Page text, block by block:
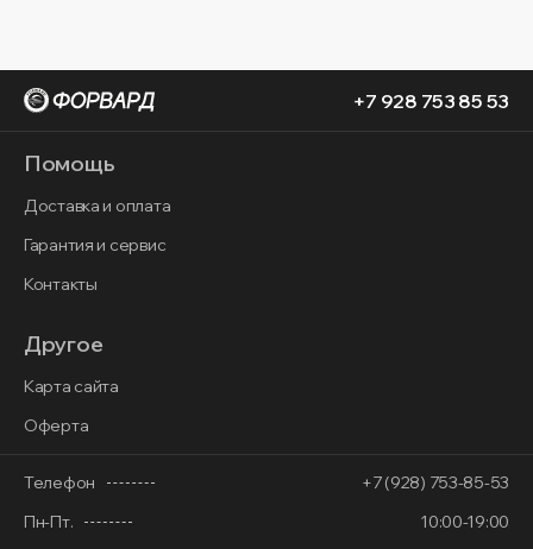
+7 928 753 85 53
Помощь
Доставка и оплата
Гарантия и сервис
Контакты
Другое
Карта сайта
Оферта
Телефон
+7 (928) 753-85-53
Пн-Пт.
10:00-19:00